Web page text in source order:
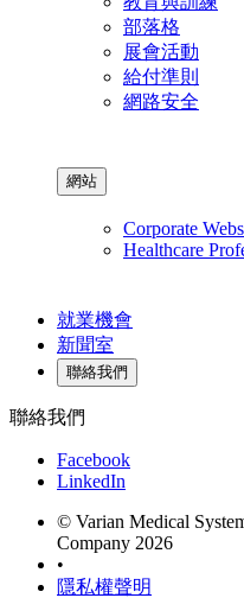
部落格
展會活動
給付準則
網路安全
網站
Corporate
Healthcare
就業機會
新聞室
聯絡我們
聯絡我們
Facebook
LinkedIn
© Varian Medical
Company 2026
•
隱私權聲明